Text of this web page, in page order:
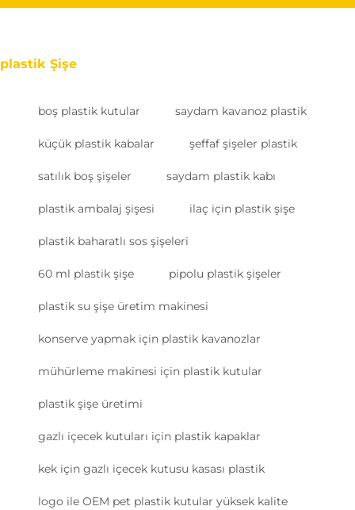
plastik Şişe
boş plastik kutular saydam kavanoz plastik
küçük plastik kabalar şeffaf şişeler plastik
satılık boş şişeler saydam plastik kabı
plastik ambalaj şişesi ilaç için plastik şişe
plastik baharatlı sos şişeleri
60 ml plastik şişe pipolu plastik şişeler
plastik su şişe üretim makinesi
konserve yapmak için plastik kavanozlar
mühürleme makinesi için plastik kutular
plastik şişe üretimi
gazlı içecek kutuları için plastik kapaklar
kek için gazlı içecek kutusu kasası plastik
logo ile OEM pet plastik kutular yüksek kalite